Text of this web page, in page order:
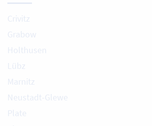
Crivitz
Grabow
Holthusen
Lübz
Marnitz
Neustadt-Glewe
Plate